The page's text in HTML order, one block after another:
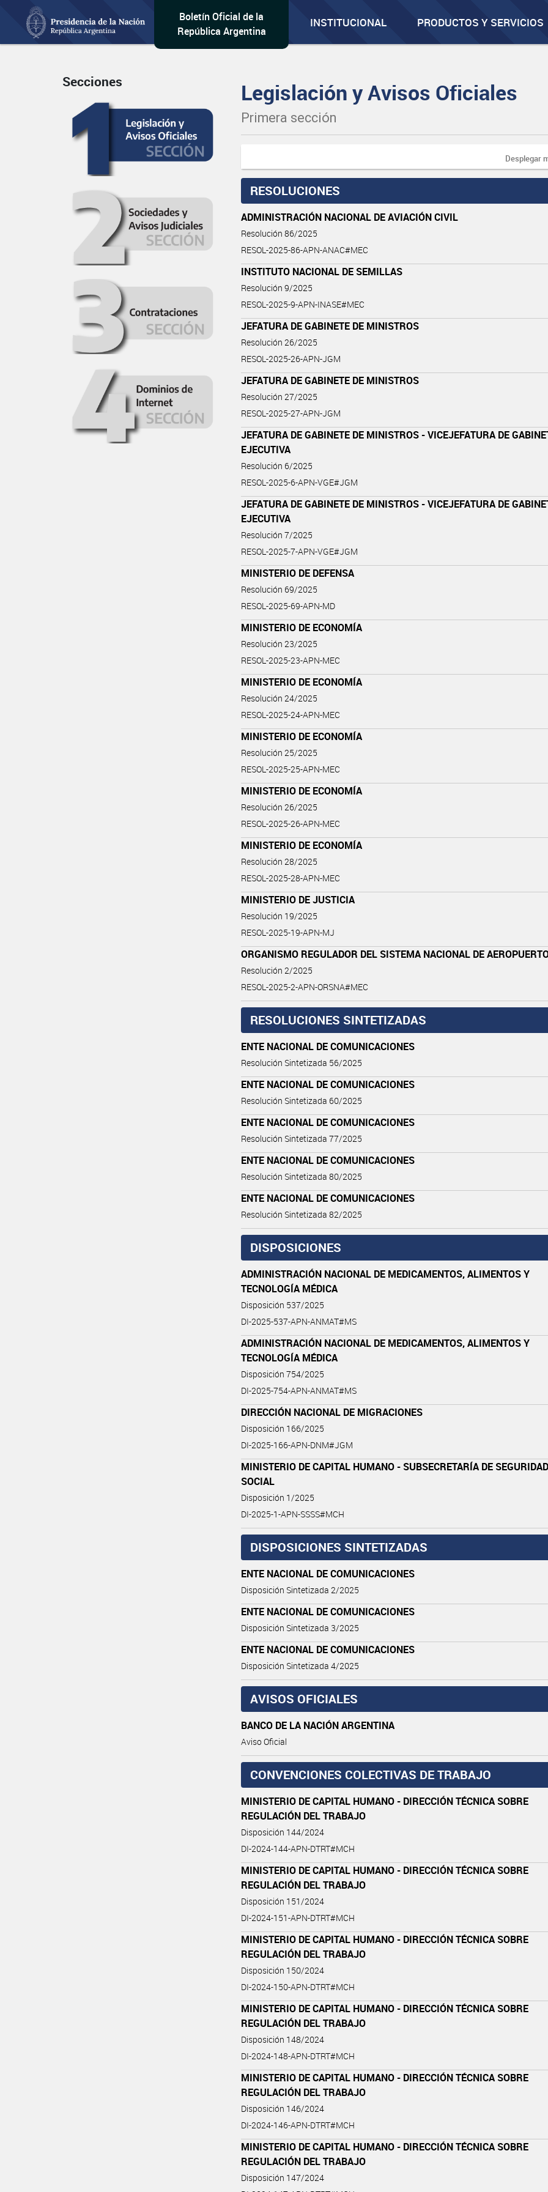
Boletín Oficial de la
República Argentina
INSTITUCIONAL PRODUCTOS Y SERVICIOS
Secciones Legislación y Avisos Oficiales
Primera sección
Desplegar
RESOLUCIONES
ADMINISTRACIÓN NACIONAL DE AVIACIÓN CIVIL
Resolución 86/2025
RESOL-2025-86-APN-ANAC#MEC
INSTITUTO NACIONAL DE SEMILLAS
Resolución 9/2025
RESOL-2025-9-APN-INASE#MEC
JEFATURA DE GABINETE DE MINISTROS
Resolución 26/2025
RESOL-2025-26-APN-JGM
JEFATURA DE GABINETE DE MINISTROS
Resolución 27/2025
RESOL-2025-27-APN-JGM
JEFATURA DE GABINETE DE MINISTROS - VICEJEFATURA DE
EJECUTIVA
Resolución 6/2025
RESOL-2025-6-APN-VGE#JGM
JEFATURA DE GABINETE DE MINISTROS - VICEJEFATURA DE
EJECUTIVA
Resolución 7/2025
RESOL-2025-7-APN-VGE#JGM
MINISTERIO DE DEFENSA
Resolución 69/2025
RESOL-2025-69-APN-MD
MINISTERIO DE ECONOMÍA
Resolución 23/2025
RESOL-2025-23-APN-MEC
MINISTERIO DE ECONOMÍA
Resolución 24/2025
RESOL-2025-24-APN-MEC
MINISTERIO DE ECONOMÍA
Resolución 25/2025
RESOL-2025-25-APN-MEC
MINISTERIO DE ECONOMÍA
Resolución 26/2025
RESOL-2025-26-APN-MEC
MINISTERIO DE ECONOMÍA
Resolución 28/2025
RESOL-2025-28-APN-MEC
MINISTERIO DE JUSTICIA
Resolución 19/2025
RESOL-2025-19-APN-MJ
ORGANISMO REGULADOR DEL SISTEMA NACIONAL DE
Resolución 2/2025
RESOL-2025-2-APN-ORSNA#MEC
RESOLUCIONES SINTETIZADAS
ENTE NACIONAL DE COMUNICACIONES
Resolución Sintetizada 56/2025
ENTE NACIONAL DE COMUNICACIONES
Resolución Sintetizada 60/2025
ENTE NACIONAL DE COMUNICACIONES
Resolución Sintetizada 77/2025
ENTE NACIONAL DE COMUNICACIONES
Resolución Sintetizada 80/2025
ENTE NACIONAL DE COMUNICACIONES
Resolución Sintetizada 82/2025
DISPOSICIONES
ADMINISTRACIÓN NACIONAL DE MEDICAMENTOS, ALIMENTOS Y
TECNOLOGÍA MÉDICA
Disposición 537/2025
DI-2025-537-APN-ANMAT#MS
ADMINISTRACIÓN NACIONAL DE MEDICAMENTOS, ALIMENTOS Y
TECNOLOGÍA MÉDICA
Disposición 754/2025
DI-2025-754-APN-ANMAT#MS
DIRECCIÓN NACIONAL DE MIGRACIONES
Disposición 166/2025
DI-2025-166-APN-DNM#JGM
MINISTERIO DE CAPITAL HUMANO - SUBSECRETARÍA DE
SOCIAL
Disposición 1/2025
DI-2025-1-APN-SSSS#MCH
DISPOSICIONES SINTETIZADAS
ENTE NACIONAL DE COMUNICACIONES
Disposición Sintetizada 2/2025
ENTE NACIONAL DE COMUNICACIONES
Disposición Sintetizada 3/2025
ENTE NACIONAL DE COMUNICACIONES
Disposición Sintetizada 4/2025
AVISOS OFICIALES
BANCO DE LA NACIÓN ARGENTINA
Aviso Oficial
CONVENCIONES COLECTIVAS DE TRABAJO
MINISTERIO DE CAPITAL HUMANO - DIRECCIÓN TÉCNICA SOBRE
REGULACIÓN DEL TRABAJO
Disposición 144/2024
DI-2024-144-APN-DTRT#MCH
MINISTERIO DE CAPITAL HUMANO - DIRECCIÓN TÉCNICA SOBRE
REGULACIÓN DEL TRABAJO
Disposición 151/2024
DI-2024-151-APN-DTRT#MCH
MINISTERIO DE CAPITAL HUMANO - DIRECCIÓN TÉCNICA SOBRE
REGULACIÓN DEL TRABAJO
Disposición 150/2024
DI-2024-150-APN-DTRT#MCH
MINISTERIO DE CAPITAL HUMANO - DIRECCIÓN TÉCNICA SOBRE
REGULACIÓN DEL TRABAJO
Disposición 148/2024
DI-2024-148-APN-DTRT#MCH
MINISTERIO DE CAPITAL HUMANO - DIRECCIÓN TÉCNICA SOBRE
REGULACIÓN DEL TRABAJO
Disposición 146/2024
DI-2024-146-APN-DTRT#MCH
MINISTERIO DE CAPITAL HUMANO - DIRECCIÓN TÉCNICA SOBRE
REGULACIÓN DEL TRABAJO
Disposición 147/2024